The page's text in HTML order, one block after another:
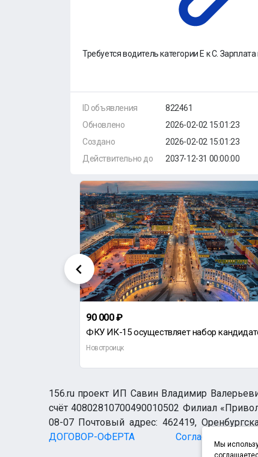
Требуется водитель категории Е к С. Зарплата
ID объявления
Обновлено
Создано
Действительно до
822461
2026-02-02 15:01:23
2026-02-02 15:01:23
2037-12-31 00:00:00
90 000 ₽
Новотроицк
156.ru проект ИП Савин Владимир
счёт 40802810700490010502 Филиал
08-07 Почтовый адрес: 462419,
ДОГОВОР-ОФЕРТА
Согласие
Мы